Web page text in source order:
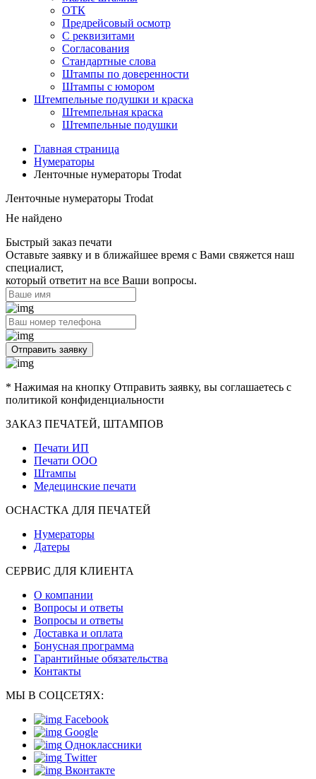
ОТК
Предрейсовый осмотр
С реквизитами
Согласования
Стандартные слова
Штампы по доверенности
Штампы с юмором
Штемпельные подушки и краска
Штемпельная краска
Штемпельные подушки
Главная страница
Нумераторы
Ленточные нумераторы Trodat
Ленточные нумераторы Trodat
Не найдено
Быстрый заказ печати
Оставьте заявку и в ближайшее время с Вами свяжется наш
специалист,
который ответит на все Ваши вопросы.
Отправить заявку
* Нажимая на кнопку Отправить заявку, вы соглашаетесь с
политикой конфиденциальности
ЗАКАЗ ПЕЧАТЕЙ, ШТАМПОВ
Печати ИП
Печати ООО
Штампы
Медецинские печати
ОСНАСТКА ДЛЯ ПЕЧАТЕЙ
Нумераторы
Датеры
СЕРВИС ДЛЯ КЛИЕНТА
О компании
Вопросы и ответы
Вопросы и ответы
Доставка и оплата
Бонусная программа
Гарантийные обязательства
Контакты
МЫ В СОЦСЕТЯХ:
Facebook
Google
Одноклассники
Twitter
Вконтакте